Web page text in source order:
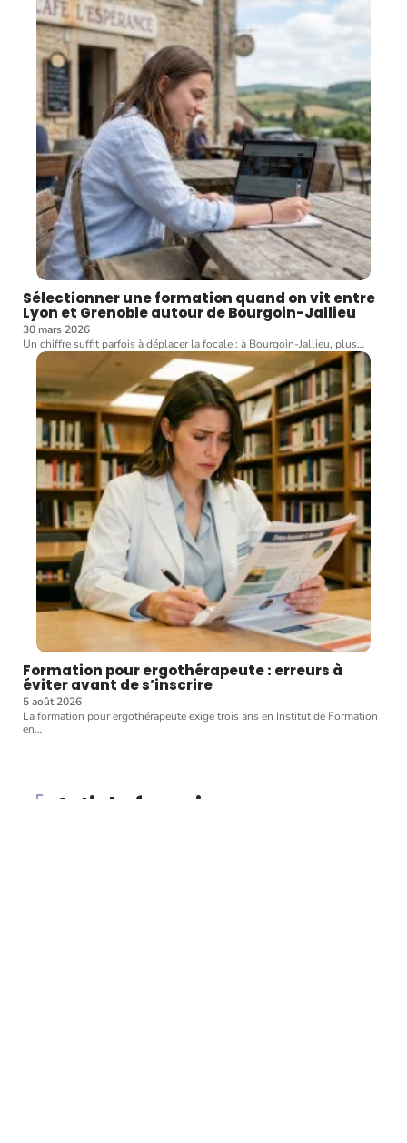
Sélectionner une formation quand on vit entre
Lyon et Grenoble autour de Bourgoin-Jallieu
30 mars 2026
Un chiffre suffit parfois à déplacer la focale : à Bourgoin-Jallieu, plus…
Formation pour ergothérapeute : erreurs à
éviter avant de s’inscrire
5 août 2026
La formation pour ergothérapeute exige trois ans en Institut de Formation
en…
Article favori